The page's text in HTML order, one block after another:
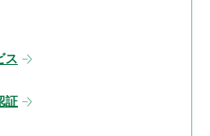
ス
証